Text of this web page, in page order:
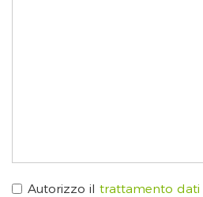
Autorizzo il trattamento dati